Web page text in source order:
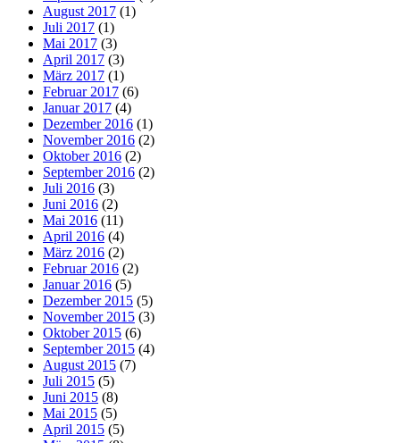
August 2017 (1)
Juli 2017 (1)
Mai 2017 (3)
April 2017 (3)
März 2017 (1)
Februar 2017 (6)
Januar 2017 (4)
Dezember 2016 (1)
November 2016 (2)
Oktober 2016 (2)
September 2016 (2)
Juli 2016 (3)
Juni 2016 (2)
Mai 2016 (11)
April 2016 (4)
März 2016 (2)
Februar 2016 (2)
Januar 2016 (5)
Dezember 2015 (5)
November 2015 (3)
Oktober 2015 (6)
September 2015 (4)
August 2015 (7)
Juli 2015 (5)
Juni 2015 (8)
Mai 2015 (5)
April 2015 (5)